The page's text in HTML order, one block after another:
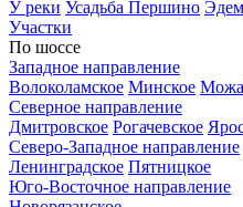
У реки Усадьба Першино Эдем
Участки
По шоссе
Западное направление
Волоколамское Минское
Северное направление
Дмитровское Рогачевское
Северо-Западное направление
Ленинградское Пятницкое
Юго-Восточное направление